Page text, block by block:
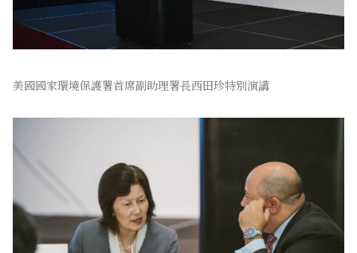
美國國家環境保護署首席副助理署長西田珍特別演講